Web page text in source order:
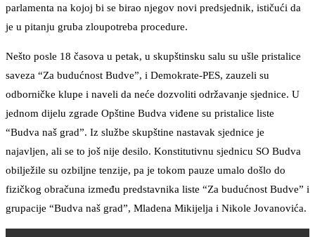
parlamenta na kojoj bi se birao njegov novi predsjednik, ističući da
je u pitanju gruba zloupotreba procedure.
Nešto posle 18 časova u petak, u skupštinsku salu su ušle pristalice
saveza “Za budućnost Budve”, i Demokrate-PES, zauzeli su
odborničke klupe i naveli da neće dozvoliti održavanje sjednice. U
jednom dijelu zgrade Opštine Budva viđene su pristalice liste
“Budva naš grad”. Iz službe skupštine nastavak sjednice je
najavljen, ali se to još nije desilo. Konstitutivnu sjednicu SO Budva
obilježile su ozbiljne tenzije, pa je tokom pauze umalo došlo do
fizičkog obračuna između predstavnika liste “Za budućnost Budve” i
grupacije “Budva naš grad”, Mladena Mikijelja i Nikole Jovanovića.